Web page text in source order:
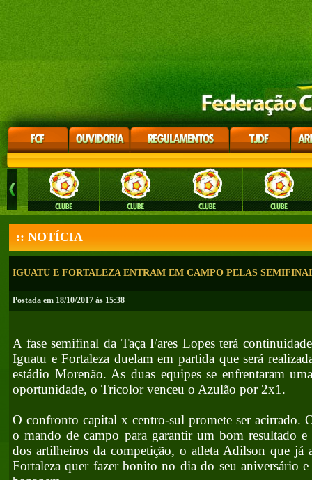
:: NOTÍCIA
IGUATU E FORTALEZA ENTRAM EM CAMPO PELAS
Postada em 18/10/2017 às 15:38
A fase semifinal da Taça Fares Lopes terá
Iguatu e Fortaleza duelam em partida que será
estádio Morenão. As duas equipes se enfrentaram
oportunidade, o Tricolor venceu o Azulão por 2x1.
O confronto capital x centro-sul promete ser acirrado.
o mando de campo para garantir um bom resultado
dos artilheiros da competição, o atleta Adilson que já
Fortaleza quer fazer bonito no dia do seu aniversário